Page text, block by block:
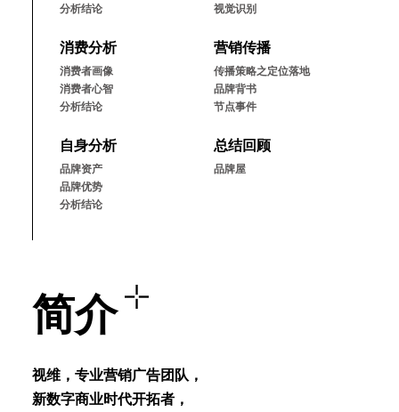
分析结论
视觉识别
消费分析
消费者画像
消费者⼼智
分析结论
营销传播
传播策略之定位落地
品牌背书
节点事件
⾃⾝分析
品牌资产
品牌优势
分析结论
总结回顾
品牌屋
简介
视维，专业营销⼴告团队，
新数字商业时代开拓者，